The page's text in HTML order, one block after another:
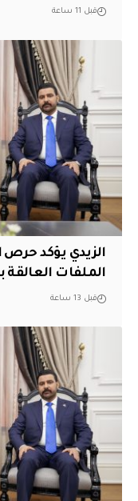
قبل 11 ساعة
الزيدي يؤكد
الملفات العالقة
قبل 13 ساعة